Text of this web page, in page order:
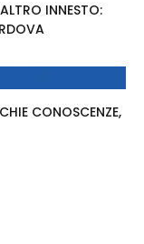
INNESTO:
CONOSCENZE,